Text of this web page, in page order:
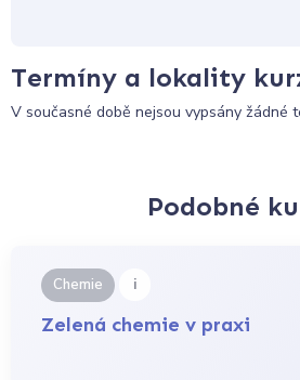
Termíny a lokality
V současné době nejsou vypsány žádné
Podobné
Chemie i
Zelená chemie v praxi